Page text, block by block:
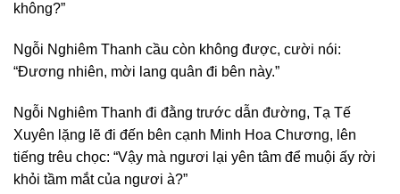
không?”
Ngỗi Nghiêm Thanh cầu còn không được, cười nói:
“Đương nhiên, mời lang quân đi bên này.”
Ngỗi Nghiêm Thanh đi đằng trước dẫn đường, Tạ Tế
Xuyên lặng lẽ đi đến bên cạnh Minh Hoa Chương, lên
tiếng trêu chọc: “Vậy mà ngươi lại yên tâm để muội ấy rời
khỏi tầm mắt của ngươi à?”